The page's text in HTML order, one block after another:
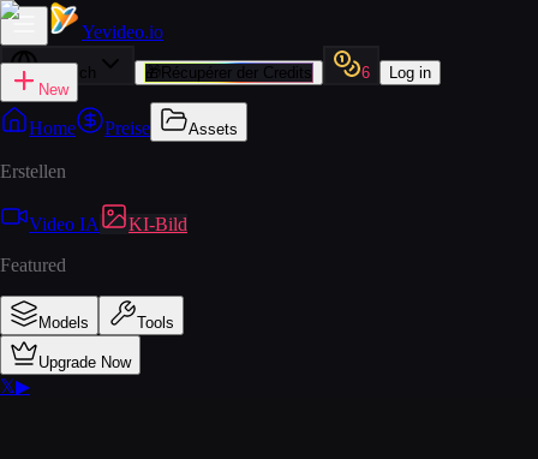
Yevideo.io
Deutsch 🎁Récupérer der Credits 6
Log in
New
Home Preise Assets
Erstellen
Video IA
KI-Bild
Featured
Models Tools
Upgrade Now
𝕏▶